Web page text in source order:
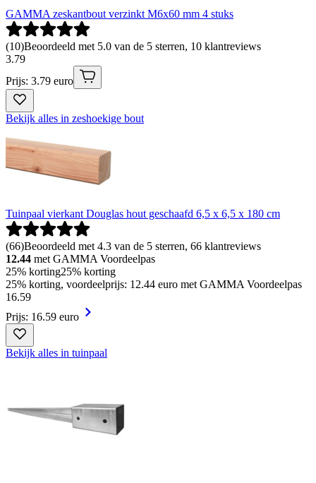
GAMMA zeskantbout verzinkt M6x60 mm 4 stuks
(10)Beoordeeld met 5.0 van de 5 sterren, 10 klantreviews
3.79
Prijs: 3.79 euro
Bekijk alles in zeshoekige bout
Tuinpaal vierkant Douglas hout geschaafd 6,5 x 6,5 x 180 cm
(66)Beoordeeld met 4.3 van de 5 sterren, 66 klantreviews
12.44 met GAMMA Voordeelpas
25% korting25% korting
25% korting, voordeelprijs: 12.44 euro met GAMMA Voordeelpas
16.59
Prijs: 16.59 euro
Bekijk alles in tuinpaal